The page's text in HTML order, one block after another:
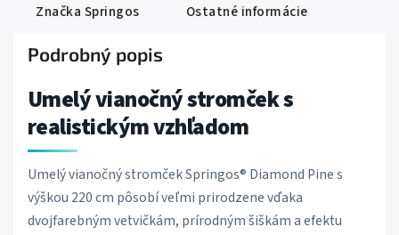
Značka Springos Ostatné informácie
Podrobný popis
Umelý vianočný stromček s
realistickým vzhľadom
Umelý vianočný stromček Springos® Diamond Pine s
výškou 220 cm pôsobí veľmi prirodzene vďaka
dvojfarebným vetvičkám, prírodným šiškám a efektu